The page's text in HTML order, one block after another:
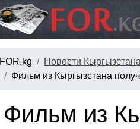
FOR.kg
Новости Кыргызстана
Фильм из Кыргызстана
Фильм из